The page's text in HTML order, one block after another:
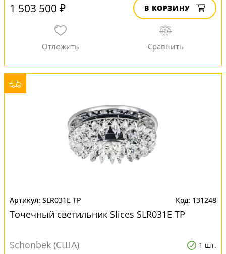
1 503 500 ₽ В КОРЗИНУ
SLR031E TP 131248
Точечный светильник Slices SLR031E TP
Schonbek (США) 1 шт.